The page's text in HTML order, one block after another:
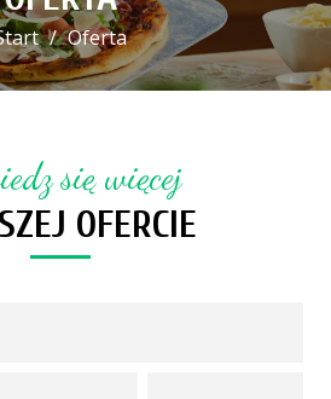
Oferta
się więcej
OFERCIE